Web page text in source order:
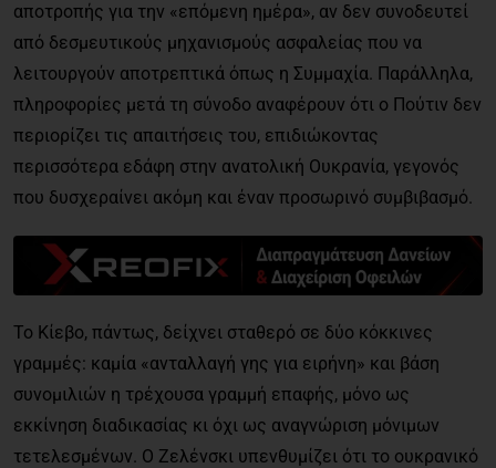
αποτροπής για την «επόμενη ημέρα», αν δεν συνοδευτεί
από δεσμευτικούς μηχανισμούς ασφαλείας που να
λειτουργούν αποτρεπτικά όπως η Συμμαχία. Παράλληλα,
πληροφορίες μετά τη σύνοδο αναφέρουν ότι ο Πούτιν δεν
περιορίζει τις απαιτήσεις του, επιδιώκοντας
περισσότερα εδάφη στην ανατολική Ουκρανία, γεγονός
που δυσχεραίνει ακόμη και έναν προσωρινό συμβιβασμό.
Το Κίεβο, πάντως, δείχνει σταθερό σε δύο κόκκινες
γραμμές: καμία «ανταλλαγή γης για ειρήνη» και βάση
συνομιλιών η τρέχουσα γραμμή επαφής, μόνο ως
εκκίνηση διαδικασίας κι όχι ως αναγνώριση μόνιμων
τετελεσμένων. Ο Ζελένσκι υπενθυμίζει ότι το ουκρανικό